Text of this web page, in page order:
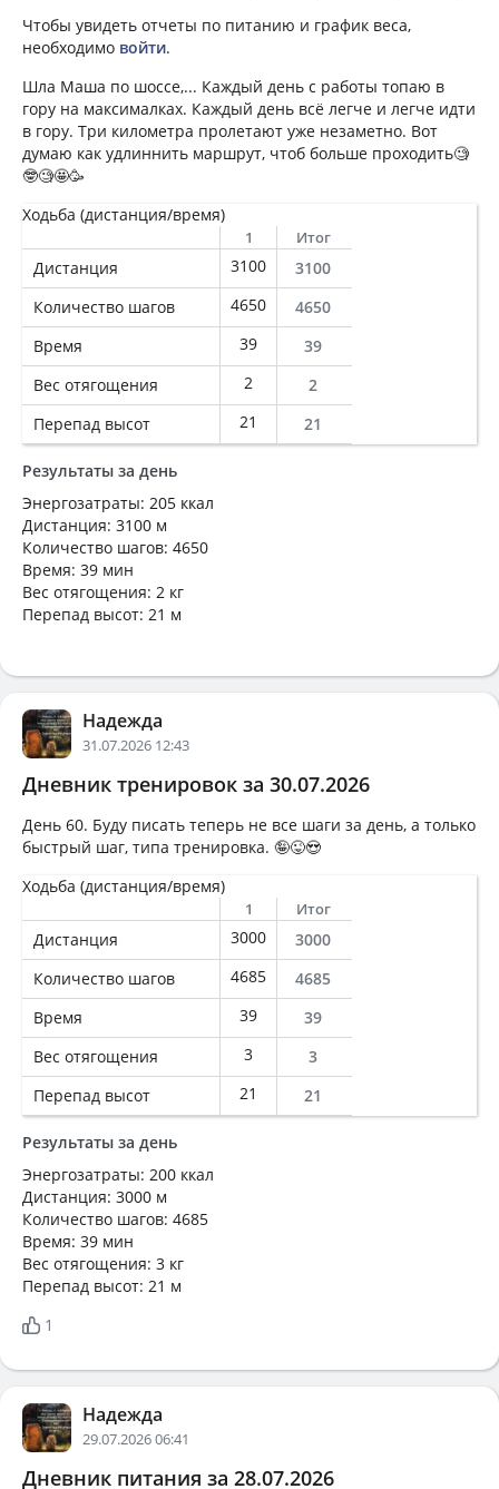
Чтобы увидеть отчеты по питанию и график веса,
необходимо войти.
Шла Маша по шоссе,... Каждый день с работы топаю в
гору на максималках. Каждый день всё легче и легче идти
в гору. Три километра пролетают уже незаметно. Вот
думаю как удлиннить маршрут, чтоб больше проходить🧐
🤓🧐🤩🥳
Ходьба (дистанция/время)
1 Итог
Дистанция 3100
3100
Количество шагов
4650
4650
Время
39
39
Вес отягощения
2
2
Перепад высот
21 21
Результаты за день
Энергозатраты: 205 ккал
Дистанция: 3100 м
Количество шагов: 4650
Время: 39 мин
Вес отягощения: 2 кг
Перепад высот: 21 м
Надежда
31.07.2026 12:43
Дневник тренировок за 30.07.2026
День 60. Буду писать теперь не все шаги за день, а только
быстрый шаг, типа тренировка. 🤪😜😍
Ходьба (дистанция/время)
1 Итог
Дистанция 3000
3000
Количество шагов
4685
4685
Время
39
39
Вес отягощения
3
3
Перепад высот
21 21
Результаты за день
Энергозатраты: 200 ккал
Дистанция: 3000 м
Количество шагов: 4685
Время: 39 мин
Вес отягощения: 3 кг
Перепад высот: 21 м
1
Надежда
29.07.2026 06:41
Дневник питания за 28.07.2026